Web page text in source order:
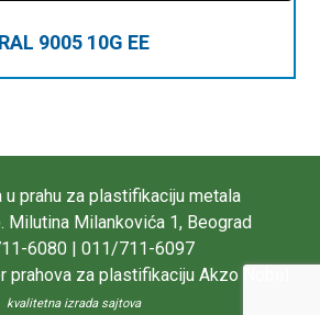
RAL 9005 10G EE
u prahu za plastifikaciju metala
Milutina Milankovića 1, Beograd
6080 | 011/711-6097
za plastifikaciju Akzo Nobel
kvalitetna izrada sajtova